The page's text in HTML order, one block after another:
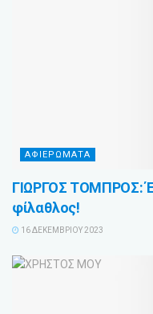
ΑΦΙΕΡΩΜΑΤΑ
ΓΙΩΡΓΟΣ ΤΟΜΠΡΟΣ:
φίλαθλος!
16 ΔΕΚΕΜΒΡΊΟΥ 2023